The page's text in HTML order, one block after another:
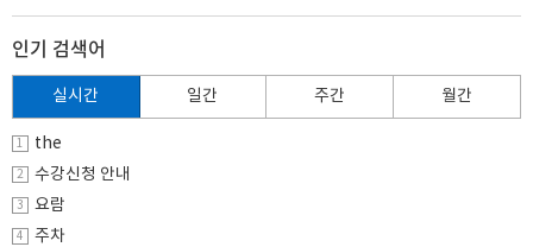
인기 검색어
실시간 일간 주간 월간
1 the
2 수강신청 안내
3 요람
4 주차